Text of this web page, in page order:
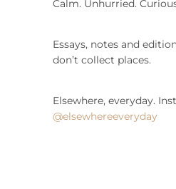
Calm. Unhurried.
Essays, notes and
don’t collect places.
Elsewhere, everyday.
@elsewhereeveryday